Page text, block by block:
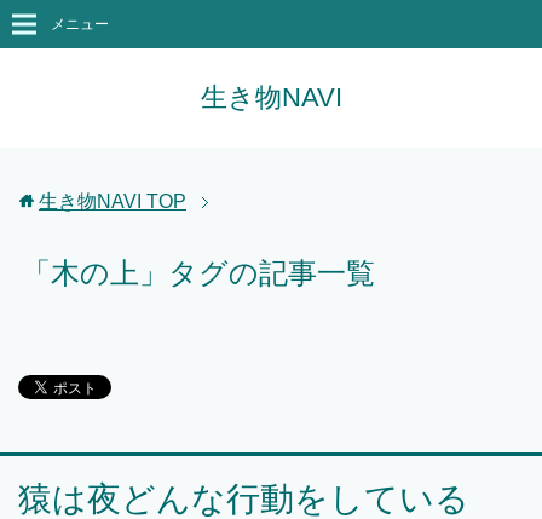
生き物NAVI
メニュー
生き物NAVI TOP
「木の上」タグの記事一覧
猿は夜どんな行動をしている